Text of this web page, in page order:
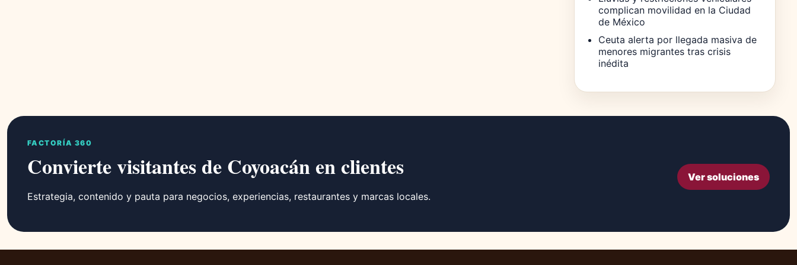
complican movilidad en la Ciudad
de México
Ceuta alerta por llegada masiva de
menores migrantes tras crisis
inédita
FACTORÍA 360
Convierte visitantes de Coyoacán en clientes
Estrategia, contenido y pauta para negocios, experiencias, restaurantes y marcas locales.
Ver soluciones